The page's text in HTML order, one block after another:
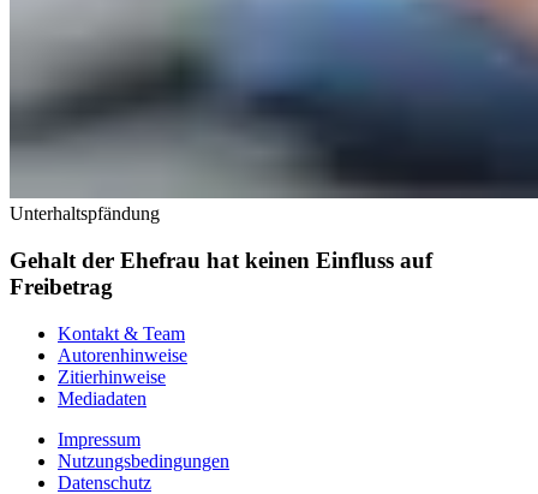
Unterhaltspfändung
Gehalt der Ehefrau hat keinen Einfluss auf
Freibetrag
Kontakt & Team
Autorenhinweise
Zitierhinweise
Mediadaten
Impressum
Nutzungsbedingungen
Datenschutz